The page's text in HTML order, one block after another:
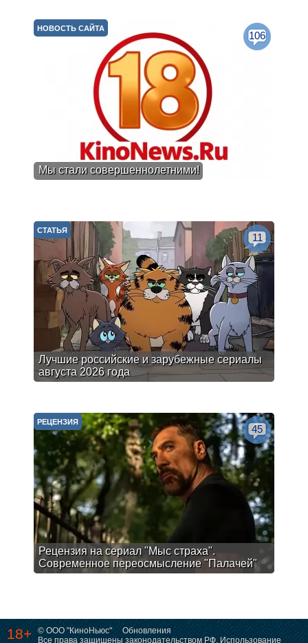
Мы стали совершеннолетними!
НОВОСТЬ САЙТА
106
Лучшие российские и зарубежные сериалы
августа 2026 года
СТАТЬЯ
11
Рецензия на сериал "Мыс страха".
Современное переосмысление "Палачей"
РЕЦЕНЗИЯ
45
18+ © ООО "КиноНьюс"
Обновления
Все права защищены законодательством РФ. Использование